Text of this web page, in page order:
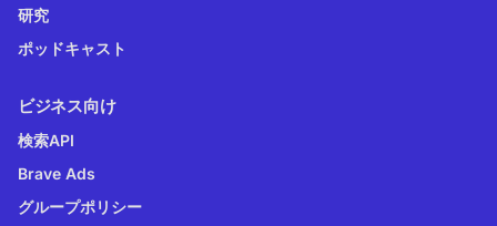
研究
ポッドキャスト
ビジネス向け
検索API
Brave Ads
グループポリシー